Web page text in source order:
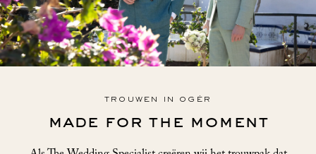
TROUWEN IN OGÉR
made for the moment